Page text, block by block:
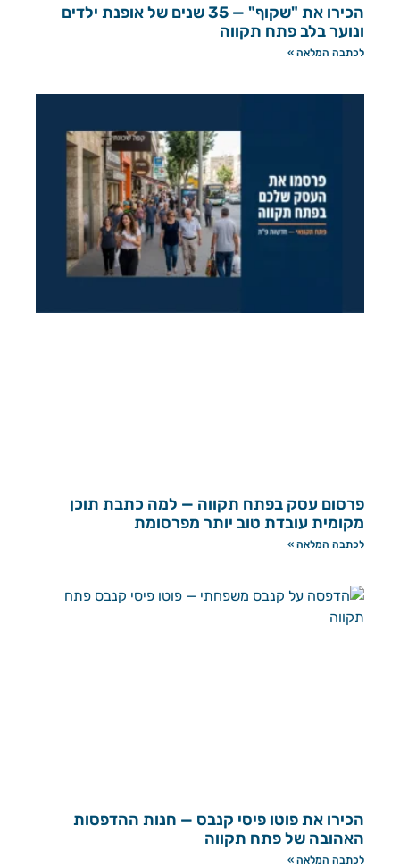
הכירו את "שקוף" — 35 שנים של אופנת ילדים
ונוער בלב פתח תקווה
לכתבה המלאה »
פרסום עסק בפתח תקווה — למה כתבת תוכן
מקומית עובדת טוב יותר מפרסומת
לכתבה המלאה »
הכירו את פוטו פיסי קנבס — חנות ההדפסות
האהובה של פתח תקווה
לכתבה המלאה »